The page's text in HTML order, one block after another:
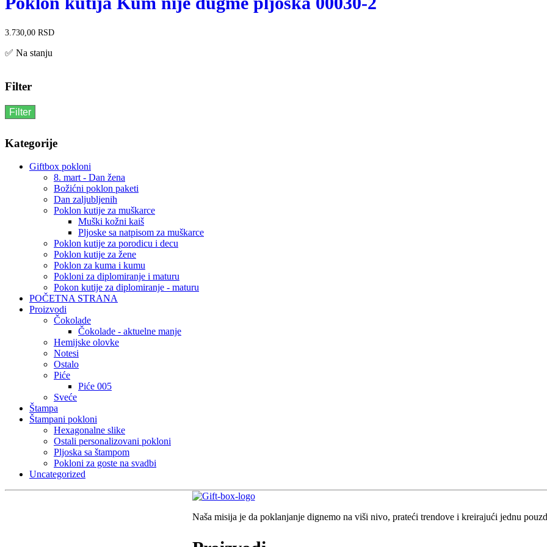
3.730,00 RSD
✅ Na stanju
Filter
Filter
Kategorije
Giftbox pokloni
8. mart - Dan žena
Božićni poklon paketi
Dan zaljubljenih
Poklon kutije za muškarce
Muški kožni kaiš
Pljoske sa natpisom za muškarce
Poklon kutije za porodicu i decu
Poklon kutije za žene
Poklon za kuma i kumu
Pokloni za diplomiranje i maturu
Pokon kutije za diplomiranje - maturu
POČETNA STRANA
Proizvodi
Čokolade
Čokolade - aktuelne manje
Hemijske olovke
Notesi
Ostalo
Piće
Piće 005
Sveće
Štampa
Štampani pokloni
Hexagonalne slike
Ostali personalizovani pokloni
Pljoska sa štampom
Pokloni za goste na svadbi
Uncategorized
Naša misija je da poklanjanje dignemo na viši nivo, prateći trendove i kreirajući jednu